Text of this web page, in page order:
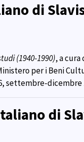
di
(1940-1990), a
per i Beni
settembre-dicembre
di